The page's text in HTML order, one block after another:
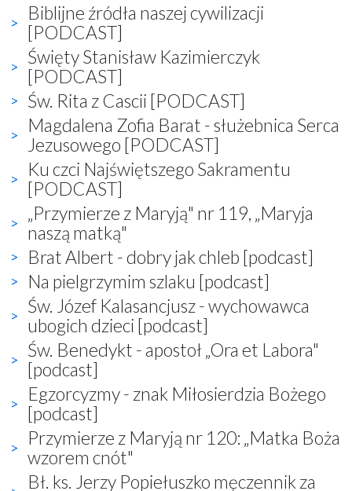
Biblijne źródła naszej cywilizacji
[PODCAST]
Święty Stanisław Kazimierczyk
[PODCAST]
Św. Rita z Cascii [PODCAST]
Magdalena Zofia Barat - służebnica Serca
Jezusowego [PODCAST]
Ku czci Najświętszego Sakramentu
[PODCAST]
„Przymierze z Maryją" nr 119, „Maryja
naszą matką"
Brat Albert - dobry jak chleb [podcast]
Na pielgrzymim szlaku [podcast]
Św. Józef Kalasancjusz - wychowawca
ubogich dzieci [podcast]
Św. Benedykt - apostoł „Ora et Labora"
[podcast]
Egzorcyzmy - znak Miłosierdzia Bożego
[podcast]
Przymierze z Maryją nr 120: „Matka Boża
wzorem cnót"
Bł. ks. Jerzy Popiełuszko męczennik za